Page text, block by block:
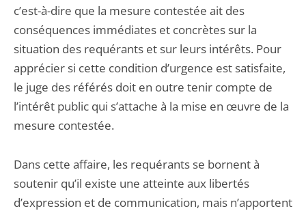
c’est-à-dire que la mesure contestée ait des
conséquences immédiates et concrètes sur la
situation des requérants et sur leurs intérêts. Pour
apprécier si cette condition d’urgence est satisfaite,
le juge des référés doit en outre tenir compte de
l’intérêt public qui s’attache à la mise en œuvre de la
mesure contestée.
Dans cette affaire, les requérants se bornent à
soutenir qu’il existe une atteinte aux libertés
d’expression et de communication, mais n’apportent